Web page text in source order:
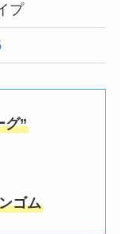
プ
グ”
ゴム